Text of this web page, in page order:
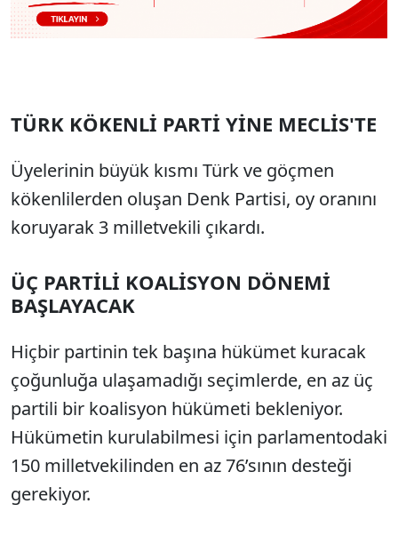
TÜRK KÖKENLİ PARTİ YİNE MECLİS'TE
Üyelerinin büyük kısmı Türk ve göçmen
kökenlilerden oluşan Denk Partisi, oy oranını
koruyarak 3 milletvekili çıkardı.
ÜÇ PARTİLİ KOALİSYON DÖNEMİ
BAŞLAYACAK
Hiçbir partinin tek başına hükümet kuracak
çoğunluğa ulaşamadığı seçimlerde, en az üç
partili bir koalisyon hükümeti bekleniyor.
Hükümetin kurulabilmesi için parlamentodaki
150 milletvekilinden en az 76’sının desteği
gerekiyor.